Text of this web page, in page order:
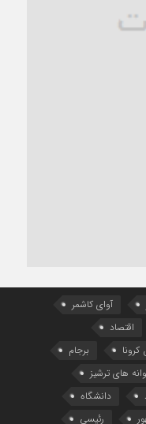
آوای کاشمر
اقتصاد
کرونا
برجام
های ترشیز
دانشگاه
رئیسی